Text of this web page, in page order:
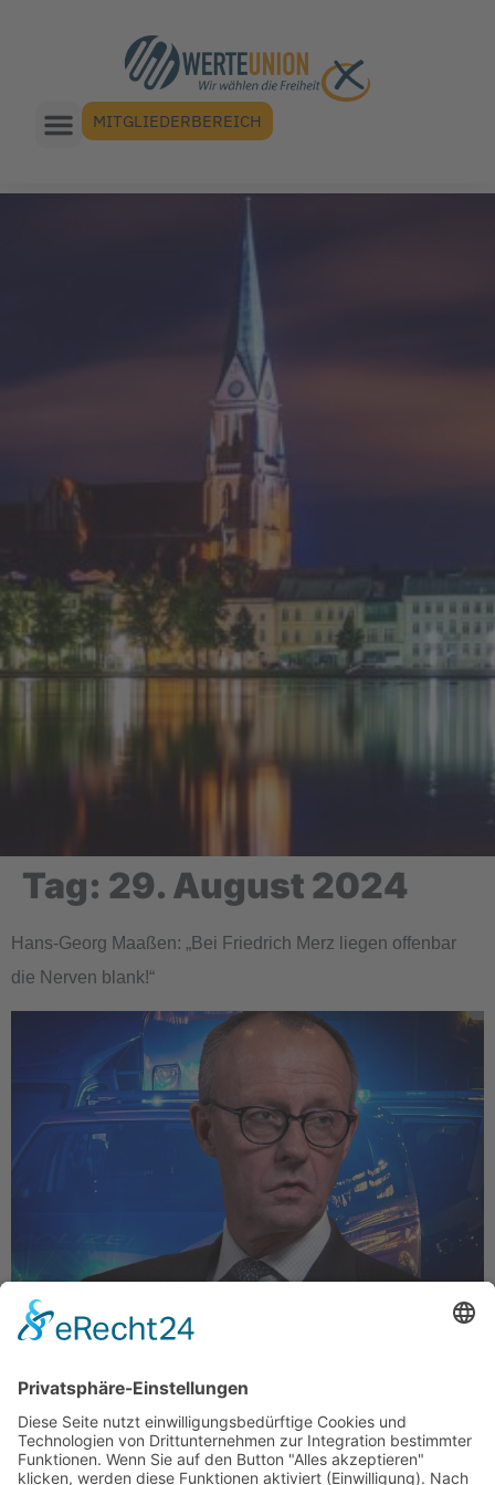
MITGLIEDERBEREICH
Tag: 29. August 2024
Hans-Georg Maaßen: „Bei Friedrich Merz liegen offenbar
die Nerven blank!“
Die Kommentare der etablierten Parteien nach dem
holzschnittartig wie man es nach ähnlichen
ist. Friedrich Merz gab als Reaktion auf das Attentat
eine besonders dramatische Showeinlage zum